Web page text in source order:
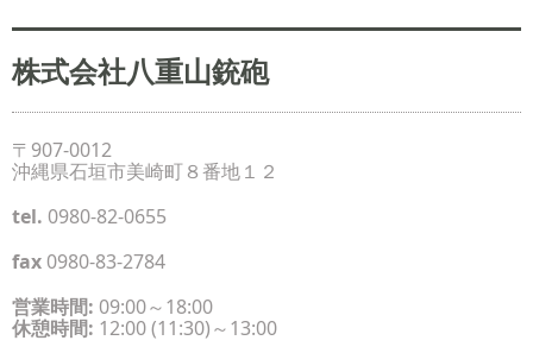
株式会社八重山銃砲
〒907-0012
沖縄県石垣市美崎町８番地１２
tel. 0980-82-0655
fax 0980-83-2784
営業時間: 09:00～18:00
休憩時間: 12:00 (11:30)～13:00